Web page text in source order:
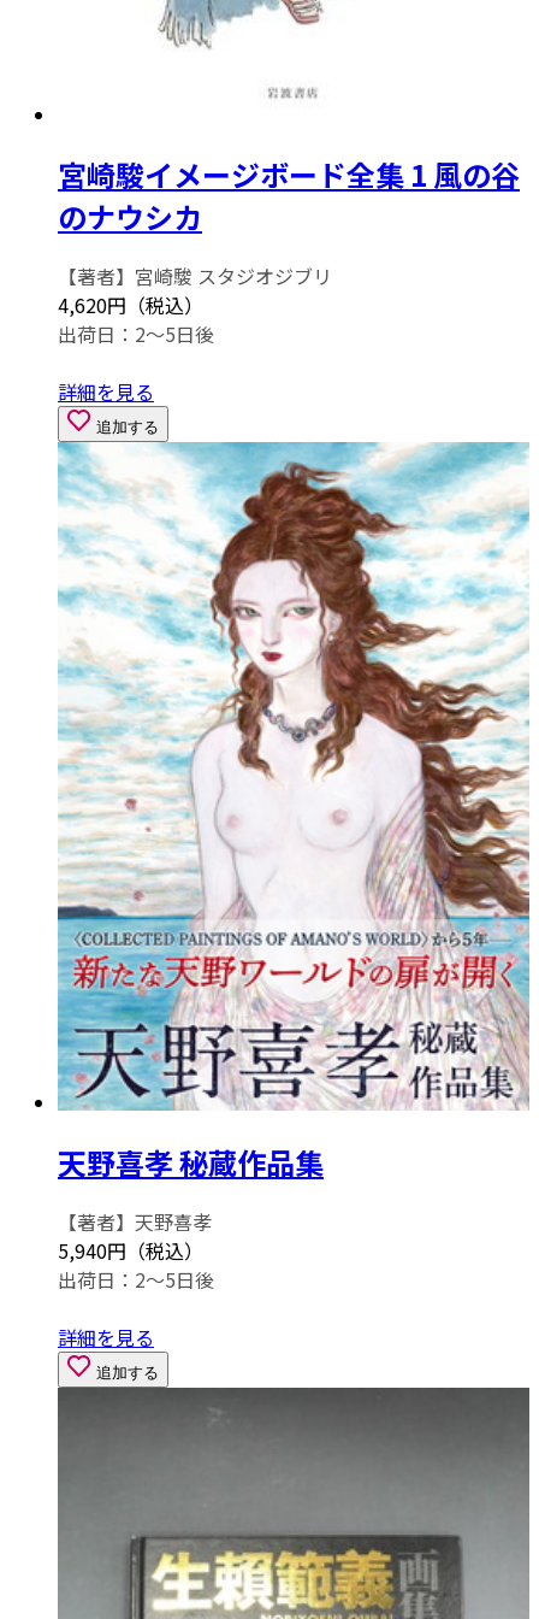
宮崎駿イメージボード全集 1 風の谷
のナウシカ
【著者】宮崎駿 スタジオジブリ
4,620円（税込）
出荷日：2～5日後
詳細を見る
追加する
天野喜孝 秘蔵作品集
【著者】天野喜孝
5,940円（税込）
出荷日：2～5日後
詳細を見る
追加する